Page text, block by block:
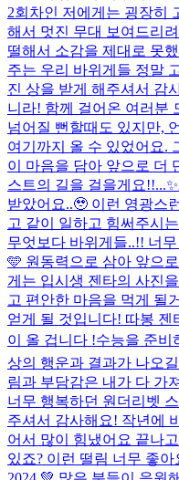
2회차인 저에게는 굉장히
해서 멋진 무대 보여드리
떨해서 소감을 제대로 못
주는 우리 바위게들 정말
진 상을 받게 해주셔서 감
니라! 함께 걸어온 여러분
넘어질 뻔할때도 있지만,
여기까지 올 수 있었어요.
이 마음을 담아 앞으로 더
스트의 길을 걸을게요!!...
받았어요..🥹 이런 영광스
고 같이 일하고 힘써주시
무엇보다 바위게들..!! 너
🩵 원동력으로 삼아 앞으
게는 입시생 젠타의 사진
고 편안한 마음을 먹게 될
얻게 될 것입니다! 따봉 젠
이 올 겁니다 !수능을 준비
상의 행운과 결과가 나오
림과 부담감은 내가 다 가
너무 행복하던 원더리벳
주셔서 감사해요! 작년에
어서 많이 힘냈어요 끝나
있죠? 이런 떨림 너무 좋아